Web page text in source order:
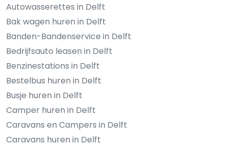
Autowasserettes in Delft
Bak wagen huren in Delft
Banden-Bandenservice in Delft
Bedrijfsauto leasen in Delft
Benzinestations in Delft
Bestelbus huren in Delft
Busje huren in Delft
Camper huren in Delft
Caravans en Campers in Delft
Caravans huren in Delft